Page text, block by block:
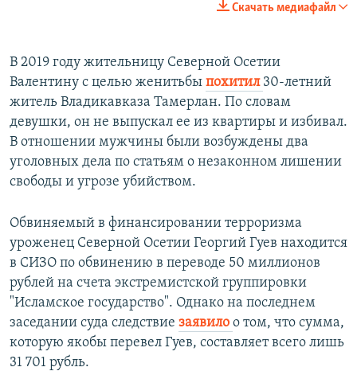
1080p
1080p
Скачать медиафайл
В 2019 году жительницу Северной Осетии
Валентину с целью женитьбы похитил 30-летний
житель Владикавказа Тамерлан. По словам
девушки, он не выпускал ее из квартиры и избивал.
В отношении мужчины были возбуждены два
уголовных дела по статьям о незаконном лишении
свободы и угрозе убийством.
Обвиняемый в финансировании терроризма
уроженец Северной Осетии Георгий Гуев находится
в СИЗО по обвинению в переводе 50 миллионов
рублей на счета экстремистской группировки
"Исламское государство". Однако на последнем
заседании суда следствие заявило о том, что сумма,
которую якобы перевел Гуев, составляет всего лишь
31 701 рубль.